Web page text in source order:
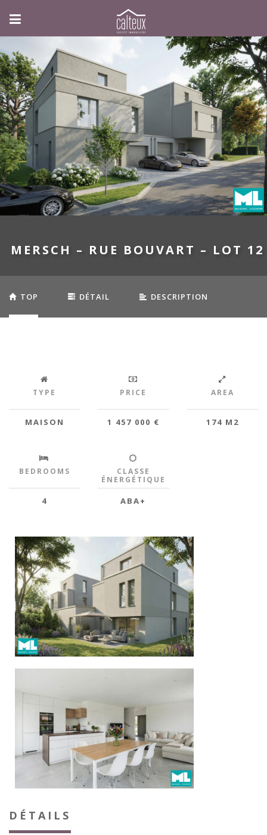
MERSCH – RUE BOUVART – LOT 12
TOP DÉTAIL DESCRIPTION
TYPE
MAISON
PRICE
1 457 000 €
AREA
174 M2
BEDROOMS
4
CLASSE
ÉNERGÉTIQUE
ABA+
DÉTAILS